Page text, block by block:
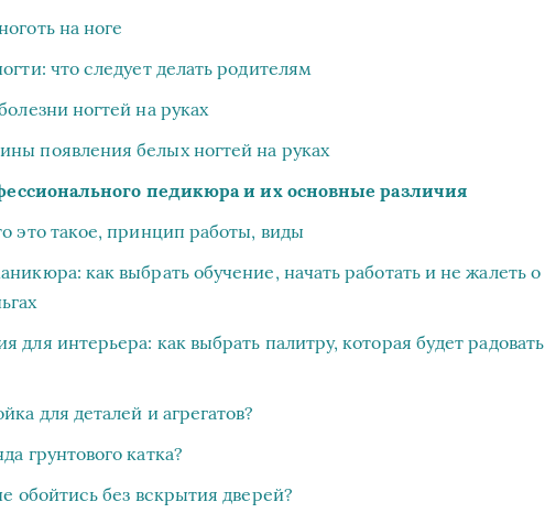
на ноге
что следует делать родителям
ногтей на руках
появления белых ногтей на руках
педикюра и их основные различия
это такое, принцип работы, виды
как выбрать обучение, начать работать и не жалеть о
для интерьера: как выбрать палитру, которая будет радовать
для деталей и агрегатов?
грунтового катка?
обойтись без вскрытия дверей?